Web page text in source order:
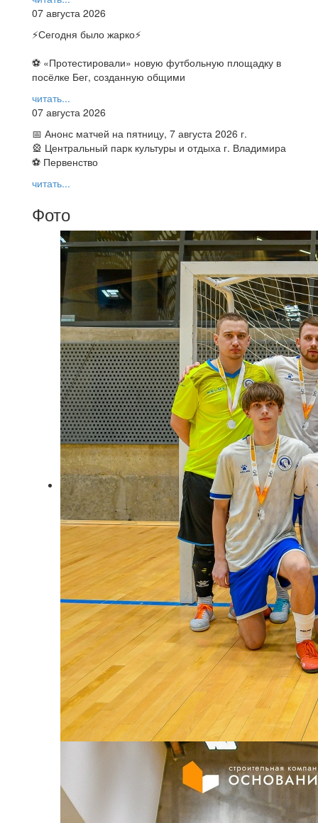
07 августа 2026
⚡️Сегодня было жарко⚡️
⚽ ️«Протестировали» новую футбольную площадку в
посёлке Бег, созданную общими
читать...
07 августа 2026
📅 Анонс матчей на пятницу, 7 августа 2026 г.
🎡 Центральный парк культуры и отдыха г. Владимира
⚽ Первенство
читать...
Фото